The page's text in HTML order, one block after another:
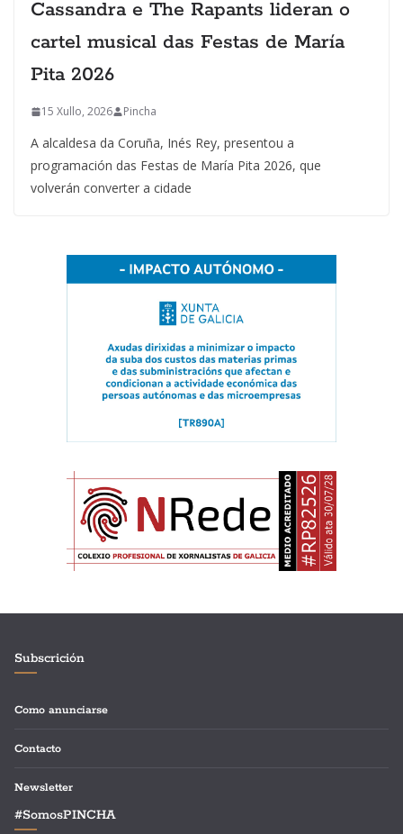
Cassandra e The Rapants lideran o
cartel musical das Festas de María
Pita 2026
15 Xullo, 2026 Pincha
A alcaldesa da Coruña, Inés Rey, presentou a
programación das Festas de María Pita 2026, que
volverán converter a cidade
Subscrición
Como anunciarse
Contacto
Newsletter
#SomosPINCHA